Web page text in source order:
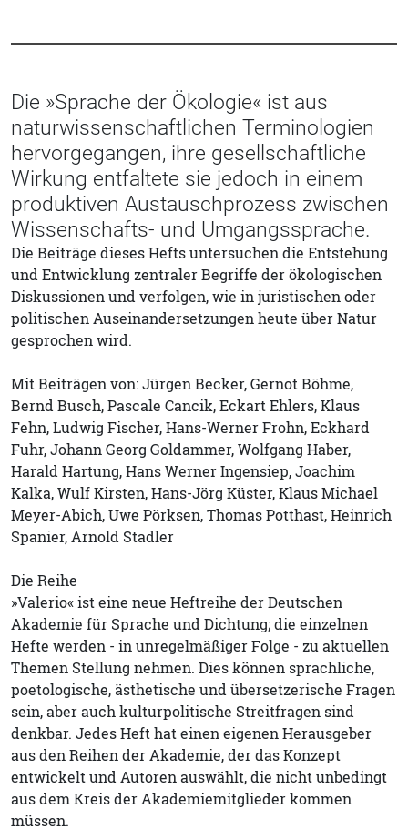
Die »Sprache der Ökologie« ist aus
naturwissenschaftlichen Terminologien
hervorgegangen, ihre gesellschaftliche
Wirkung entfaltete sie jedoch in einem
produktiven Austauschprozess zwischen
Wissenschafts- und Umgangssprache.
Die Beiträge dieses Hefts untersuchen die Entstehung
und Entwicklung zentraler Begriffe der ökologischen
Diskussionen und verfolgen, wie in juristischen oder
politischen Auseinandersetzungen heute über Natur
gesprochen wird.
Mit Beiträgen von: Jürgen Becker, Gernot Böhme,
Bernd Busch, Pascale Cancik, Eckart Ehlers, Klaus
Fehn, Ludwig Fischer, Hans-Werner Frohn, Eckhard
Fuhr, Johann Georg Goldammer, Wolfgang Haber,
Harald Hartung, Hans Werner Ingensiep, Joachim
Kalka, Wulf Kirsten, Hans-Jörg Küster, Klaus Michael
Meyer-Abich, Uwe Pörksen, Thomas Potthast, Heinrich
Spanier, Arnold Stadler
Die Reihe
»Valerio« ist eine neue Heftreihe der Deutschen
Akademie für Sprache und Dichtung; die einzelnen
Hefte werden - in unregelmäßiger Folge - zu aktuellen
Themen Stellung nehmen. Dies können sprachliche,
poetologische, ästhetische und übersetzerische Fragen
sein, aber auch kulturpolitische Streitfragen sind
denkbar. Jedes Heft hat einen eigenen Herausgeber
aus den Reihen der Akademie, der das Konzept
entwickelt und Autoren auswählt, die nicht unbedingt
aus dem Kreis der Akademiemitglieder kommen
müssen.